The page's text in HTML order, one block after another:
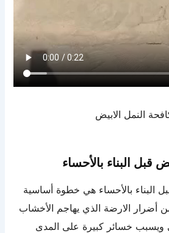
النمل الابيض
قبل البناء بالأحساء
البناء بالأحساء هي خطوة أساسية
أضرار الارضة الذي يهاجم الأخشاب
خسائر كبيرة على المدى